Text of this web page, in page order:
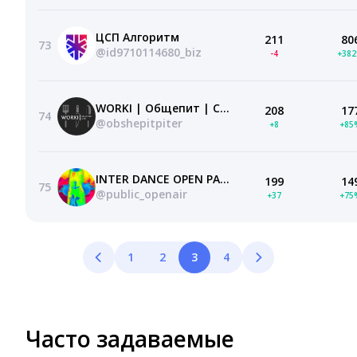
73
ЦСП Алгоритм
@id9710114680_biz
211
-4
74
WORKI | Общепит | СПБ
@obshepitpiter
208
+8
75
INTER DANCE OPEN PARTY
@public_openair
199
+37
1 2 3 4
Часто задаваемые